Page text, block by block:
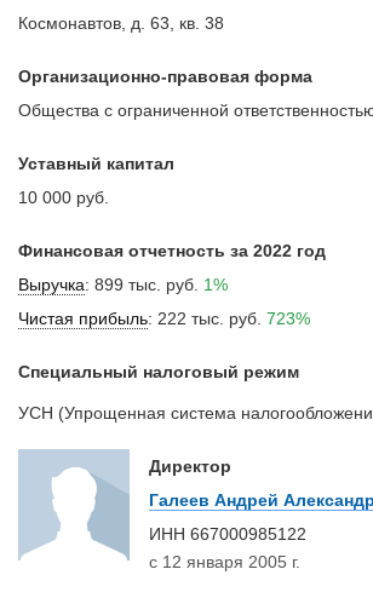
Космонавтов, д. 63, кв. 38
Организационно-правовая форма
Общества с ограниченной
Уставный капитал
10 000 руб.
Финансовая отчетность за 2022 год
Выручка: 899 тыс. руб. 1%
Чистая прибыль: 222 тыс. руб. 723%
Специальный налоговый режим
УСН (Упрощенная система
Директор
Галеев Андрей
ИНН 667000985122
с 12 января 2005 г.